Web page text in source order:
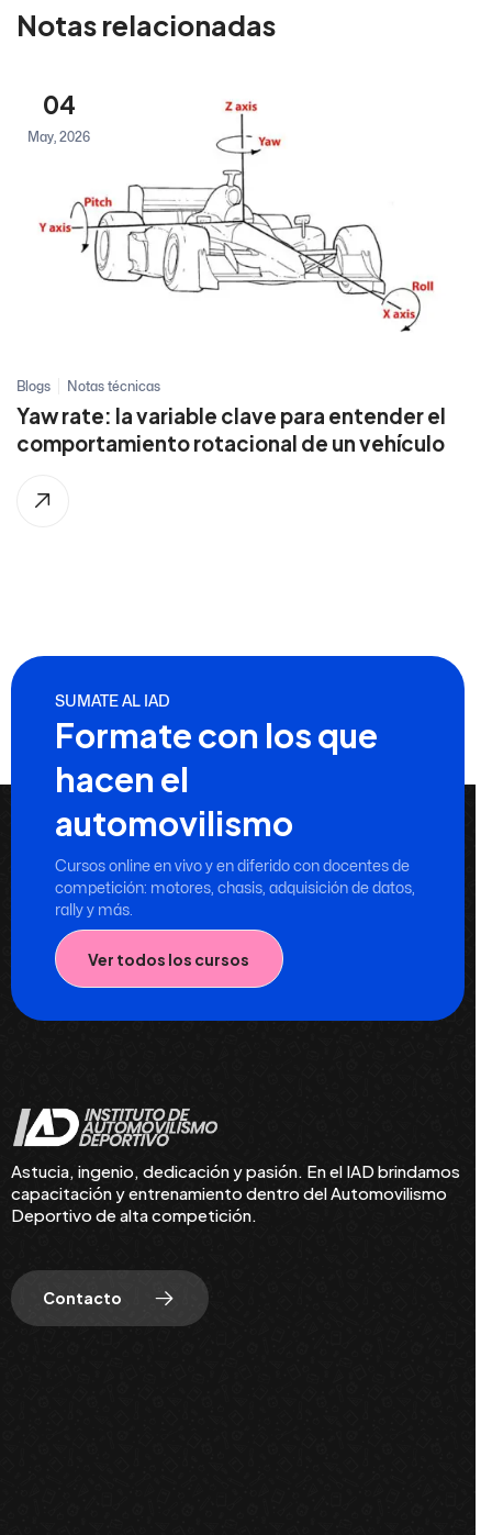
Notas relacionadas
04
May, 2026
Blogs Notas técnicas
Yaw rate: la variable clave para entender el
comportamiento rotacional de un vehículo
SUMATE AL IAD
Formate con los que
hacen el
automovilismo
Cursos online en vivo y en diferido con docentes de
competición: motores, chasis, adquisición de datos,
rally y más.
Ver todos los cursos
Astucia, ingenio, dedicación y pasión. En el IAD brindamos
capacitación y entrenamiento dentro del Automovilismo
Deportivo de alta competición.
Contacto